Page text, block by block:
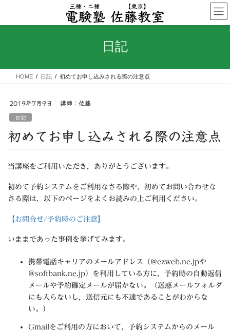
テ
ス
ゲ
ン
日記
HOME 日記 初めてお申し込みされる際の注意点
2019年7月9日 講師：佐藤
日記
初めてお申し込みされる際の注意点
当講座をご利用いただき，ありがとうございます。
初めて予約システムをご利用なさる際や，初めてお問い合わせな
さる際は，以下のページをよくお読みの上ご利用ください。
【お問合せ/予約時のご注意】
いままであった事例を挙げてみます。
携帯電話キャリアのメールアドレス（@ezweb.ne.jpや
@softbank.ne.jp）を利用している方に，予約時の自動返信
メールや予約確定メールが届かない。（迷惑メールフォルダ
にも入らないし，送信元にも不達であることがわからな
い。）
Gmailをご利用の方において，予約システムからのメール